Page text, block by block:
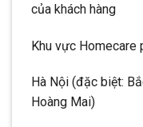
của khách hàng
Khu vực Homecare
Hà Nội (đặc biệt:
Hoàng Mai)